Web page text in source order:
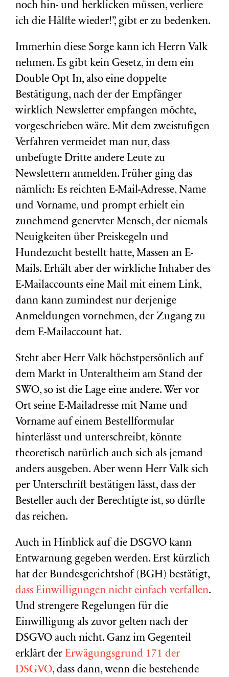
noch hin- und herklicken müssen, verliere
ich die Hälfte wieder!”, gibt er zu bedenken.
Immerhin diese Sorge kann ich Herrn Valk
nehmen. Es gibt kein Gesetz, in dem ein
Double Opt In, also eine doppelte
Bestätigung, nach der der Empfänger
wirklich Newsletter empfangen möchte,
vorgeschrieben wäre. Mit dem zweistufigen
Verfahren vermeidet man nur, dass
unbefugte Dritte andere Leute zu
Newslettern anmelden. Früher ging das
nämlich: Es reichten E-Mail-Adresse, Name
und Vorname, und prompt erhielt ein
zunehmend genervter Mensch, der niemals
Neuigkeiten über Preiskegeln und
Hundezucht bestellt hatte, Massen an E-
Mails. Erhält aber der wirkliche Inhaber des
E-Mailaccounts eine Mail mit einem Link,
dann kann zumindest nur derjenige
Anmeldungen vornehmen, der Zugang zu
dem E-Mailaccount hat.
Steht aber Herr Valk höchstpersönlich auf
dem Markt in Unteraltheim am Stand der
SWO, so ist die Lage eine andere. Wer vor
Ort seine E-Mailadresse mit Name und
Vorname auf einem Bestellformular
hinterlässt und unterschreibt, könnte
theoretisch natürlich auch sich als jemand
anders ausgeben. Aber wenn Herr Valk sich
per Unterschrift bestätigen lässt, dass der
Besteller auch der Berechtigte ist, so dürfte
das reichen.
Auch in Hinblick auf die DSGVO kann
Entwarnung gegeben werden. Erst kürzlich
hat der Bundesgerichtshof (BGH) bestätigt,
dass Einwilligungen nicht einfach verfallen.
Und strengere Regelungen für die
Einwilligung als zuvor gelten nach der
DSGVO auch nicht. Ganz im Gegenteil
erklärt der Erwägungsgrund 171 der
DSGVO, dass dann, wenn die bestehende